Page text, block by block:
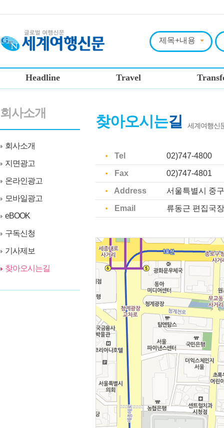
Headline Travel
회사소개
회사소개
지면광고
온라인광고
모바일광고
eBOOK
구독신청
기사제보
찾아오시는길
찾아오시는길 세계여행신
Tel
Fax
Address
Email
02)747-4800
02)747-4801
서울특별시 중
류동근 편집국